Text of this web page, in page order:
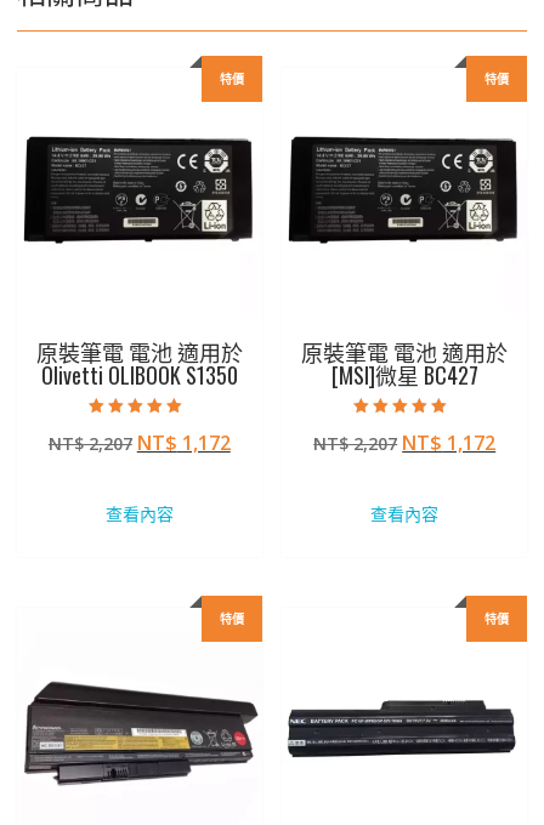
特價
原裝筆電 電池 適用於
Olivetti OLIBOOK S1350
5.00
滿分 5
NT$2,207 原
格：
NT$ 1,172目
查看內容
特價
原裝筆電 電池 適用於
[MSI]微星 BC427
5.00
滿分 5
NT$2,207 原
格：
NT$ 1,172目
查看內容
特價 特價